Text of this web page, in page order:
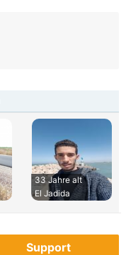
33 Jahre alt
El Jadida
Support